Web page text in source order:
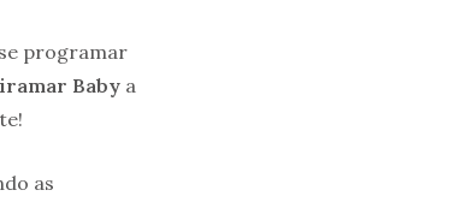
programar
Baby a
as